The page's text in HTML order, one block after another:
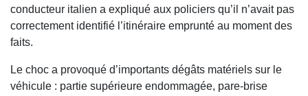
conducteur italien a expliqué aux policiers qu’il n’avait pas
correctement identifié l’itinéraire emprunté au moment des
faits.
Le choc a provoqué d’importants dégâts matériels sur le
véhicule : partie supérieure endommagée, pare-brise